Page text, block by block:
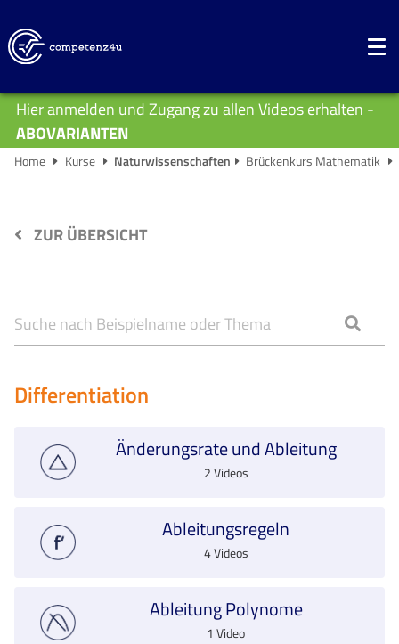
Hier anmelden und Zugang zu allen Videos erhalten -
ABOVARIANTEN
Home Kurse Naturwissenschaften Brückenkurs Mathematik
ZUR ÜBERSICHT
Differentiation
Änderungsrate und Ableitung
2 Videos
Ableitungsregeln
4 Videos
Ableitung Polynome
1 Video